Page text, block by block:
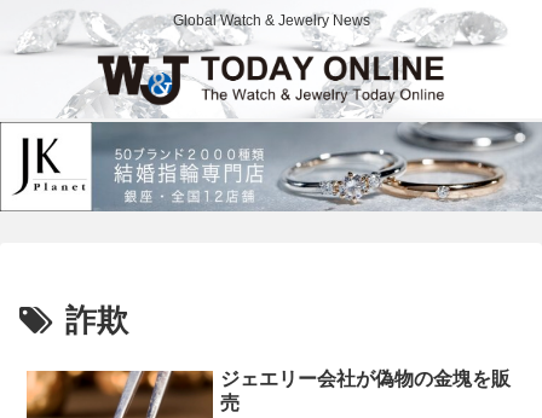
Global Watch & Jewelry News
詐欺
ジェエリー会社が偽物の金塊を販
売